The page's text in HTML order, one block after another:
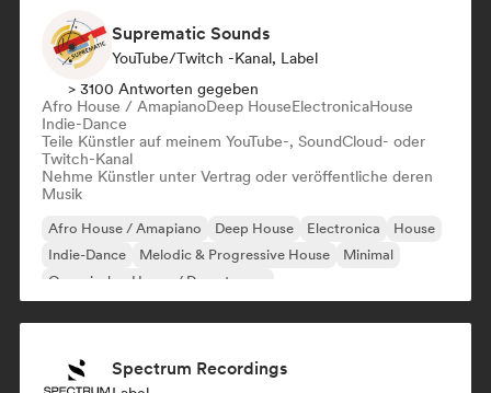
Suprematic Sounds
YouTube/Twitch -Kanal, Label
> 3100 Antworten gegeben
Afro House / AmapianoDeep HouseElectronicaHouse
Indie-Dance
Teile Künstler auf meinem YouTube-, SoundCloud- oder
Twitch-Kanal
Nehme Künstler unter Vertrag oder veröffentliche deren
Musik
Afro House / Amapiano Deep House Electronica
House
Indie-Dance
Melodic & Progressive House
Minimal
Organischer House / Downtempo
Spectrum Recordings